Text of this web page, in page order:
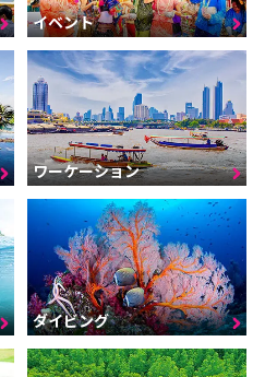
イベント
ワーケーション
ダイビング